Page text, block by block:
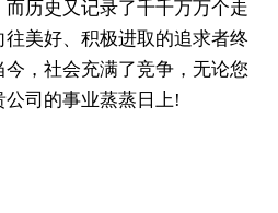
历史又记录了千千万万个走
美好、积极进取的追求者终
，社会充满了竞争，无论您
司的事业蒸蒸日上!